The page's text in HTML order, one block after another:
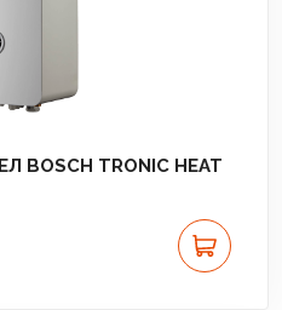
TRONIC HEAT